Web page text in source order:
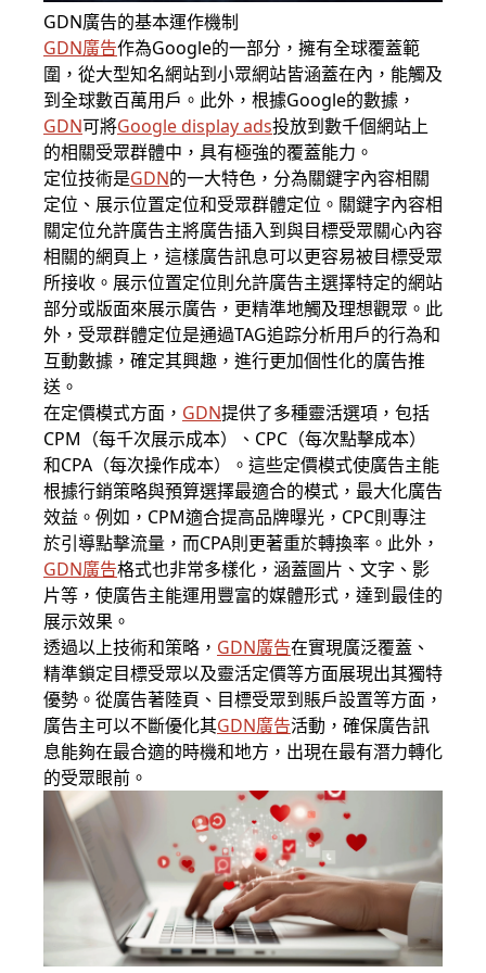
GDN廣告的基本運作機制
GDN廣告作為Google的一部分，擁有全球覆蓋範
圍，從大型知名網站到小眾網站皆涵蓋在內，能觸及
到全球數百萬用戶。此外，根據Google的數據，
GDN可將Google display ads投放到數千個網站上
的相關受眾群體中，具有極強的覆蓋能力。
定位技術是GDN的一大特色，分為關鍵字內容相關
定位、展示位置定位和受眾群體定位。關鍵字內容相
關定位允許廣告主將廣告插入到與目標受眾關心內容
相關的網頁上，這樣廣告訊息可以更容易被目標受眾
所接收。展示位置定位則允許廣告主選擇特定的網站
部分或版面來展示廣告，更精準地觸及理想觀眾。此
外，受眾群體定位是通過TAG追踪分析用戶的行為和
互動數據，確定其興趣，進行更加個性化的廣告推
送。
在定價模式方面， GDN提供了多種靈活選項，包括
CPM（每千次展示成本）、CPC（每次點擊成本）
和CPA（每次操作成本）。這些定價模式使廣告主能
根據行銷策略與預算選擇最適合的模式，最大化廣告
效益。例如，CPM適合提高品牌曝光，CPC則專注
於引導點擊流量，而CPA則更著重於轉換率。此外，
GDN廣告格式也非常多樣化，涵蓋圖片、文字、影
片等，使廣告主能運用豐富的媒體形式，達到最佳的
展示效果。
透過以上技術和策略， GDN廣告在實現廣泛覆蓋、
精準鎖定目標受眾以及靈活定價等方面展現出其獨特
優勢。從廣告著陸頁、目標受眾到賬戶設置等方面，
廣告主可以不斷優化其GDN廣告活動，確保廣告訊
息能夠在最合適的時機和地方，出現在最有潛力轉化
的受眾眼前。